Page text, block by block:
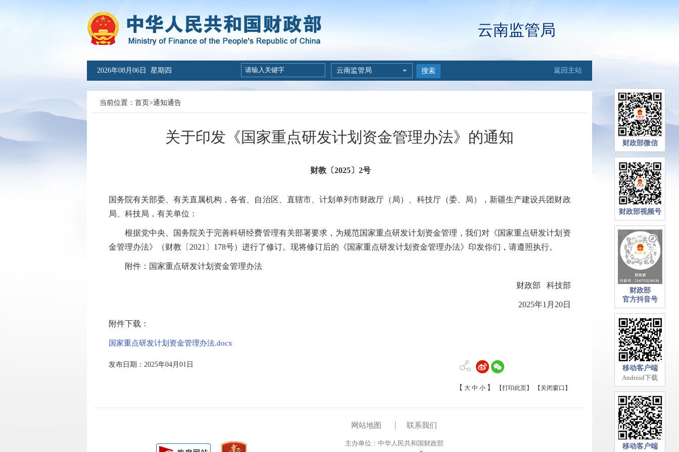
财政部微信
财政部视频号
财政部
官方抖音号
移动客户端
Android下载
移动客户端
云南监管局
2026年08月06日 星期四 云南监管局 搜索 返回主站
当前位置： 首页>通知通告
关于印发《国家重点研发计划资金管理办法》的通知
财教〔2025〕2号
国务院有关部委、有关直属机构，各省、自治区、直辖市、计划单列市财政厅（局）、科技厅（委、局），新疆生产建设兵团财政
局、科技局，有关单位：
根据党中央、国务院关于完善科研经费管理有关部署要求，为规范国家重点研发计划资金管理，我们对《国家重点研发计划资
金管理办法》（财教〔2021〕178号）进行了修订。现将修订后的《国家重点研发计划资金管理办法》印发你们，请遵照执行。
附件：国家重点研发计划资金管理办法
财政部 科技部
2025年1月20日
附件下载：
国家重点研发计划资金管理办法.docx
发布日期：2025年04月01日
【 大 中 小 】 【打印此页】 【关闭窗口】
网站地图 联系我们
主办单位：中华人民共和国财政部